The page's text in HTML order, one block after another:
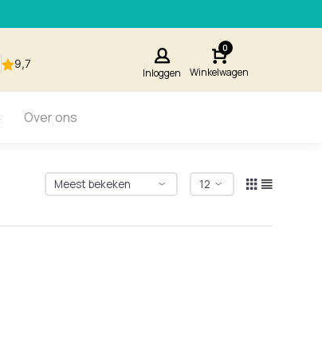
Inloggen
0
Winkelwagen
Over ons